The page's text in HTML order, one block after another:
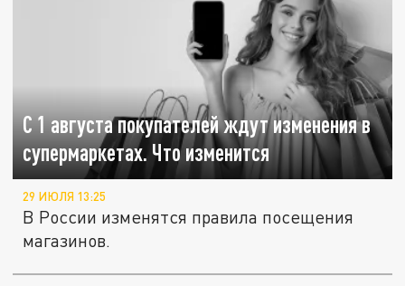
С 1 августа покупателей ждут изменения в
супермаркетах. Что изменится
29 ИЮЛЯ 13:25
В России изменятся правила посещения
магазинов.